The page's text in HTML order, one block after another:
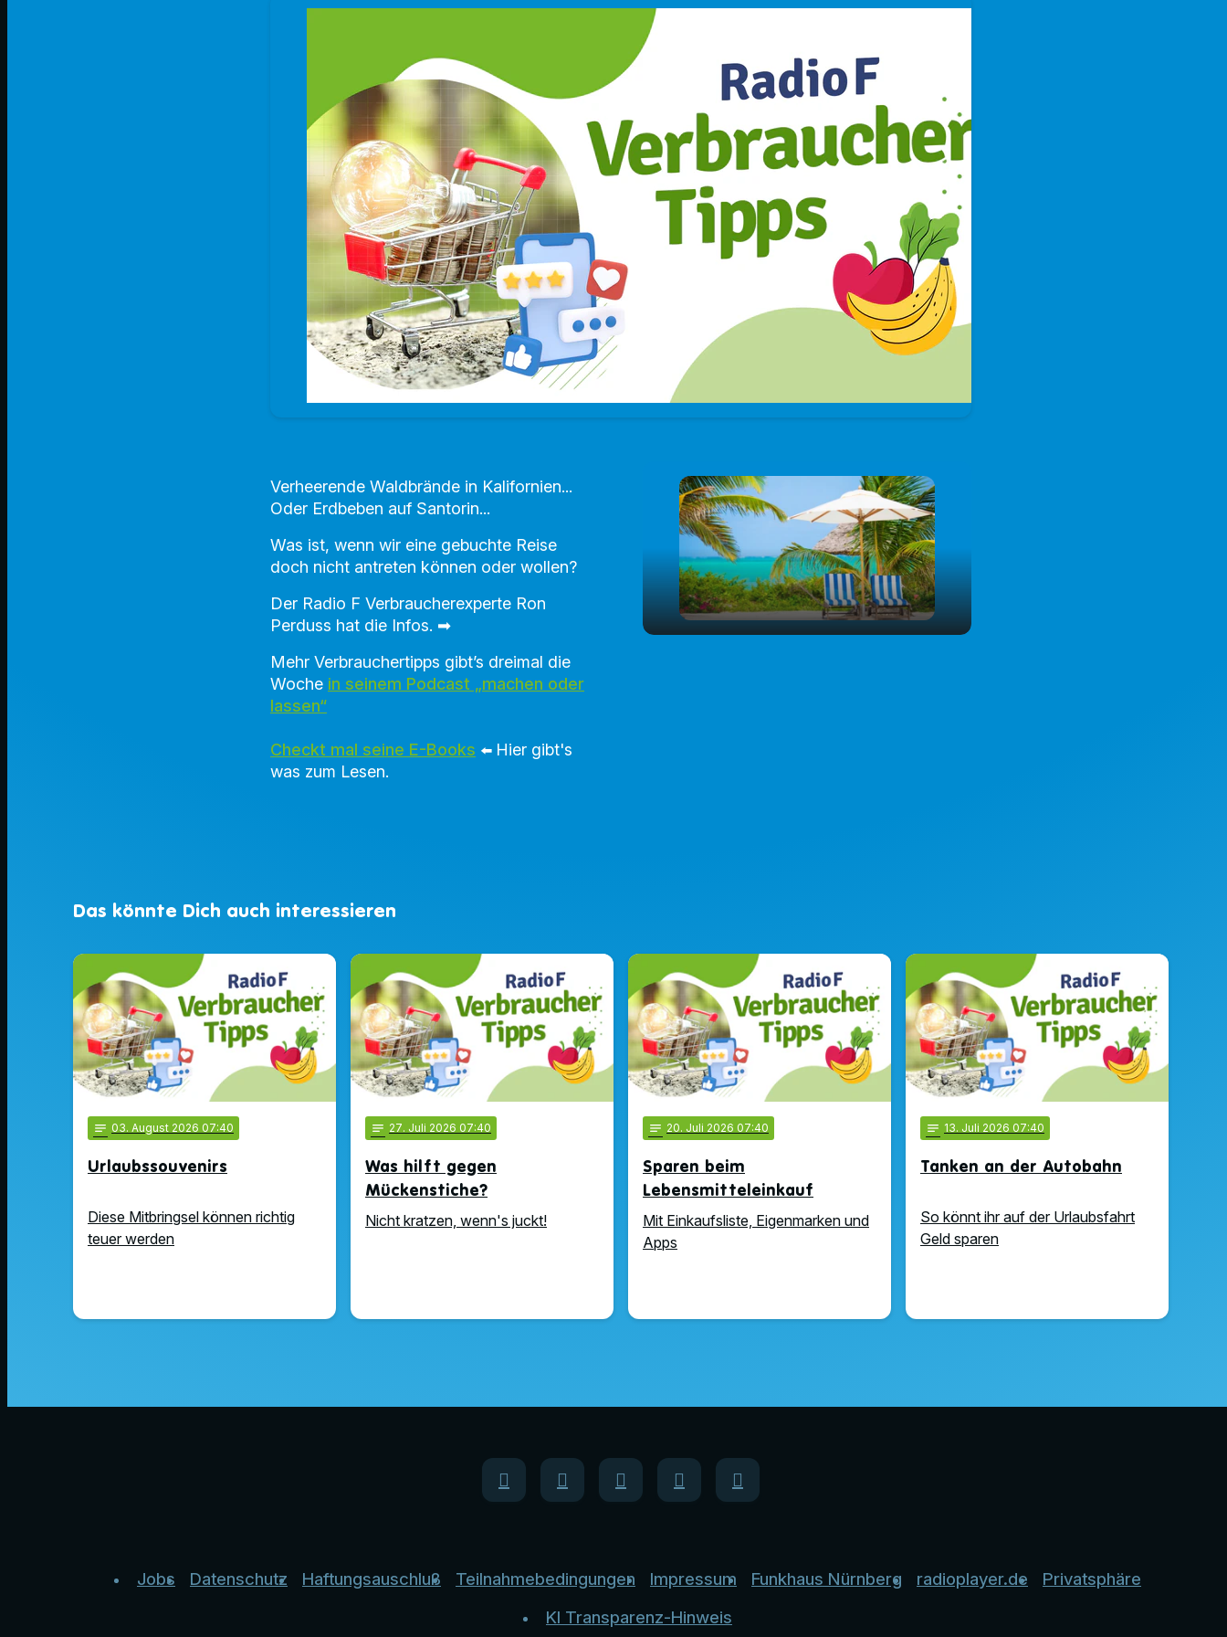
Verheerende Waldbrände in Kalifornien...
Oder Erdbeben auf Santorin...
Was ist, wenn wir eine gebuchte Reise
doch nicht antreten können oder wollen?
Der Radio F Verbraucherexperte Ron
Perduss hat die Infos. ➡
Mehr Verbrauchertipps gibt’s dreimal die
Woche in seinem Podcast „machen oder
lassen“
Checkt mal seine E-Books ⬅️ Hier gibt's
was zum Lesen.
Das könnte Dich auch interessieren
notes 03. August 2026 07:40
Urlaubssouvenirs
Diese Mitbringsel können richtig
teuer werden
notes 27. Juli 2026 07:40
Was hilft gegen
Mückenstiche?
Nicht kratzen, wenn's juckt!
notes 20. Juli 2026 07:40
Sparen beim
Lebensmitteleinkauf
Mit Einkaufsliste, Eigenmarken und
Apps
notes 13. Juli 2026 07:40
Tanken an der Autobahn
So könnt ihr auf der Urlaubsfahrt
Geld sparen
Jobs Datenschutz Haftungsauschluß Teilnahmebedingungen Impressum Funkhaus Nürnberg radioplayer.de
Privatsphäre
KI Transparenz-Hinweis